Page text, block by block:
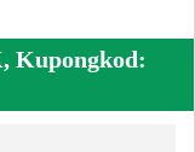
Kupongkod: